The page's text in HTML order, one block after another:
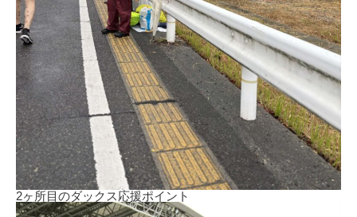
2ヶ所目のダックス応援ポイント